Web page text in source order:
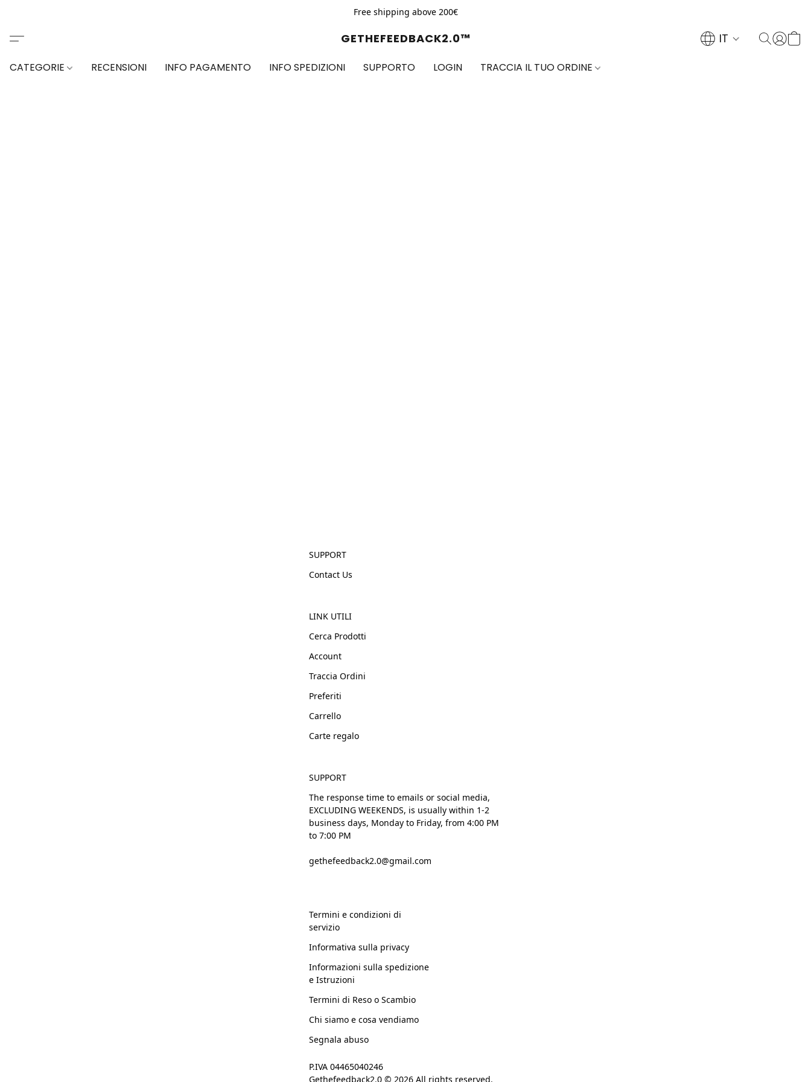
Free shipping above 200€
GETHEFEEDBACK2.0™ IT
CATEGORIE RECENSIONI INFO PAGAMENTO INFO SPEDIZIONI SUPPORTO LOGIN TRACCIA IL TUO ORDINE
SUPPORT
Contact Us
LINK UTILI
Cerca Prodotti
Account
Traccia Ordini
Preferiti
Carrello
Carte regalo
SUPPORT
The response time to emails or social media,
EXCLUDING WEEKENDS, is usually within 1-2
business days, Monday to Friday, from 4:00 PM
to 7:00 PM
gethefeedback2.0@gmail.com
Termini e condizioni di
servizio
Informativa sulla privacy
Informazioni sulla spedizione
e Istruzioni
Termini di Reso o Scambio
Chi siamo e cosa vendiamo
Segnala abuso
P.IVA 04465040246
Gethefeedback2.0 © 2026 All rights reserved.